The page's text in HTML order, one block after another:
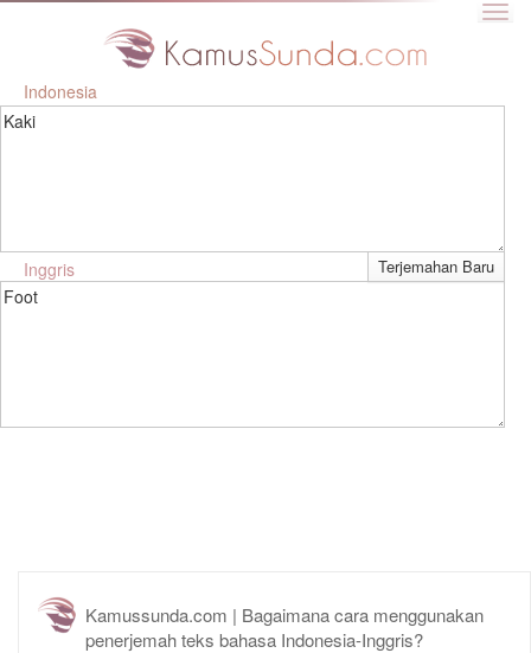
Indonesia
Kaki
Inggris
Foot
Kamussunda.com | Bagaimana cara menggunakan
penerjemah teks bahasa Indonesia-Inggris?